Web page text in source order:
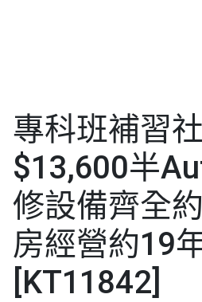
專科班補習
$13,600半
修設備齊全
房經營約19
[KT11842]